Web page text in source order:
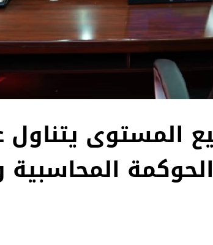
المستوى يتناول
المحاسبية